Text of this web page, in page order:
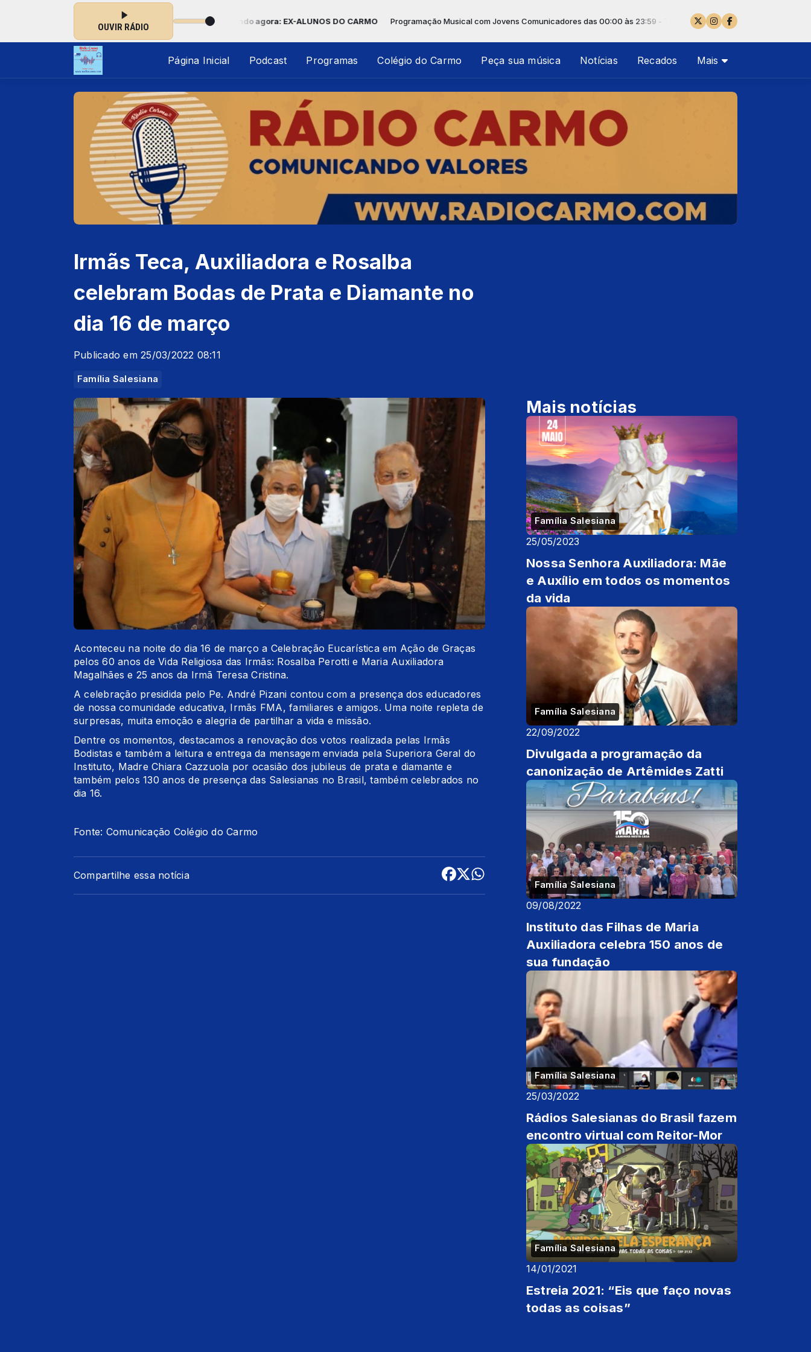
OUVIR RÁDIO
Comunicadores das 00:00 às 23:59 - Tocando agora: EX-ALUNOS DO CARMO Programação Musical com Jovens Comunicadores das 00:00 às 23:59 -Tocando agora: EX-ALUNOS DO CARMO
Página Inicial Podcast Programas Colégio do Carmo Peça sua música Notícias Recados Mais
Irmãs Teca, Auxiliadora e Rosalba
celebram Bodas de Prata e Diamante no
dia 16 de março
Publicado em 25/03/2022 08:11
Família Salesiana
Aconteceu na noite do dia 16 de março a Celebração Eucarística em Ação de Graças
pelos 60 anos de Vida Religiosa das Irmãs: Rosalba Perotti e Maria Auxiliadora
Magalhães e 25 anos da Irmã Teresa Cristina.
A celebração presidida pelo Pe. André Pizani contou com a presença dos educadores
de nossa comunidade educativa, Irmãs FMA, familiares e amigos. Uma noite repleta de
surpresas, muita emoção e alegria de partilhar a vida e missão.
Dentre os momentos, destacamos a renovação dos votos realizada pelas Irmãs
Bodistas e também a leitura e entrega da mensagem enviada pela Superiora Geral do
Instituto, Madre Chiara Cazzuola por ocasião dos jubileus de prata e diamante e
também pelos 130 anos de presença das Salesianas no Brasil, também celebrados no
dia 16.
Fonte: Comunicação Colégio do Carmo
Compartilhe essa notícia
Mais notícias
Família Salesiana
25/05/2023
Nossa Senhora Auxiliadora: Mãe
e Auxílio em todos os momentos
da vida
Família Salesiana
22/09/2022
Divulgada a programação da
canonização de Artêmides Zatti
Família Salesiana
09/08/2022
Instituto das Filhas de Maria
Auxiliadora celebra 150 anos de
sua fundação
Família Salesiana
25/03/2022
Rádios Salesianas do Brasil fazem
encontro virtual com Reitor-Mor
Família Salesiana
14/01/2021
Estreia 2021: “Eis que faço novas
todas as coisas”